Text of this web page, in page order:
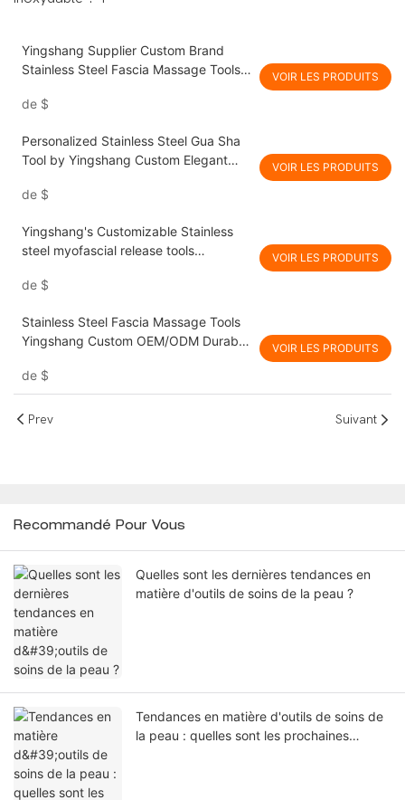
Yingshang Supplier Custom Brand
Stainless Steel Fascia Massage Tools
Therapy Clinics
de $
VOIR LES PRODUITS
Personalized Stainless Steel Gua Sha
Tool by Yingshang Custom Elegant
de $
VOIR LES PRODUITS
Yingshang's Customizable Stainless
steel myofascial release tools
Athletes
de $
VOIR LES PRODUITS
Stainless Steel Fascia Massage Tools
Yingshang Custom OEM/ODM Durable
Training
de $
VOIR LES PRODUITS
Prev Suivant
Recommandé Pour Vous
Quelles sont les dernières tendances en
matière d'outils de soins de la peau ?
Tendances en matière d'outils de soins de
la peau : quelles sont les prochaines